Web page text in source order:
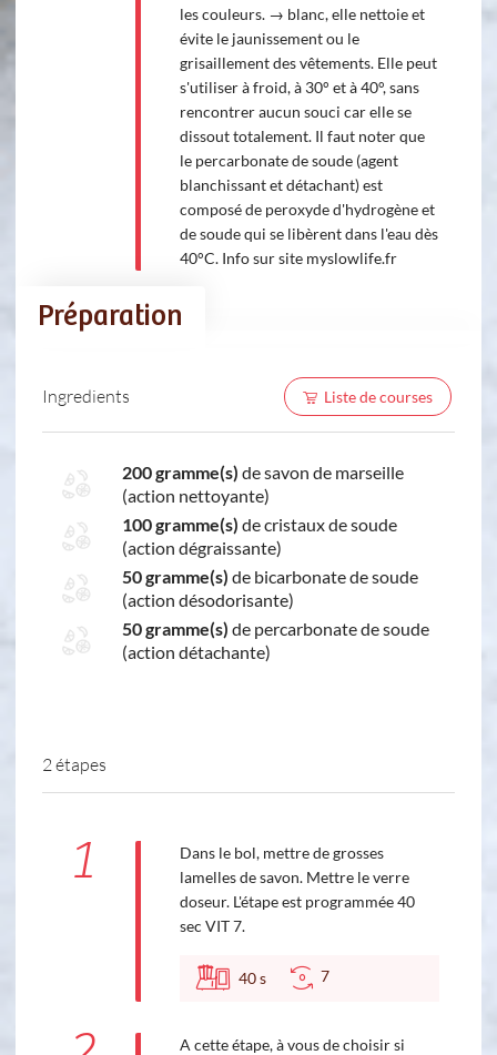
les couleurs. → blanc, elle nettoie et
évite le jaunissement ou le
grisaillement des vêtements. Elle peut
s'utiliser à froid, à 30° et à 40°, sans
rencontrer aucun souci car elle se
dissout totalement. Il faut noter que
le percarbonate de soude (agent
blanchissant et détachant) est
composé de peroxyde d'hydrogène et
de soude qui se libèrent dans l'eau dès
40°C. Info sur site myslowlife.fr
Préparation
Ingredients Liste de courses
200 gramme(s) de savon de marseille
(action nettoyante)
100 gramme(s) de cristaux de soude
(action dégraissante)
50 gramme(s) de bicarbonate de soude
(action désodorisante)
50 gramme(s) de percarbonate de soude
(action détachante)
2 étapes
1
Dans le bol, mettre de grosses
lamelles de savon. Mettre le verre
doseur. L'étape est programmée 40
sec VIT 7.
40s 7
A cette étape, à vous de choisir si